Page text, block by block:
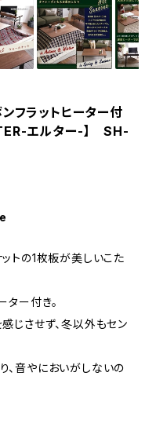
フラットヒーター付
エルター-】 SH-
トの1枚板が美しいこた
ター付き。
じさせず、冬以外もセン
音やにおいがしないの